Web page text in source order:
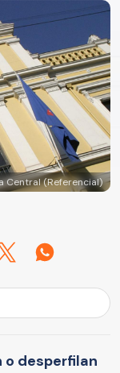
Central (Referencial)
o desperfilan